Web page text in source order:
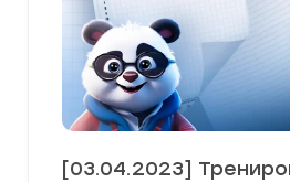
[03.04.2023]